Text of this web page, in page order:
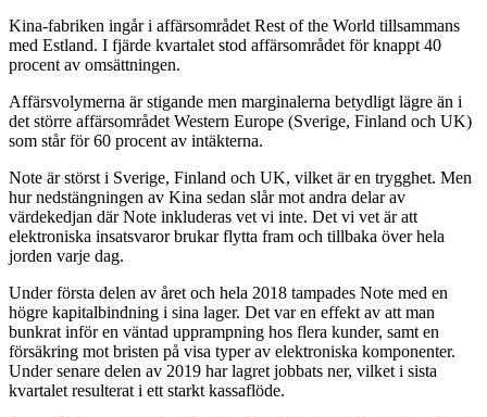
Kina-fabriken ingår i affärsområdet Rest of the World tillsammans
med Estland. I fjärde kvartalet stod affärsområdet för knappt 40
procent av omsättningen.
Affärsvolymerna är stigande men marginalerna betydligt lägre än i
det större affärsområdet Western Europe (Sverige, Finland och UK)
som står för 60 procent av intäkterna.
Note är störst i Sverige, Finland och UK, vilket är en trygghet. Men
hur nedstängningen av Kina sedan slår mot andra delar av
värdekedjan där Note inkluderas vet vi inte. Det vi vet är att
elektroniska insatsvaror brukar flytta fram och tillbaka över hela
jorden varje dag.
Under första delen av året och hela 2018 tampades Note med en
högre kapitalbindning i sina lager. Det var en effekt av att man
bunkrat inför en väntad upprampning hos flera kunder, samt en
försäkring mot bristen på visa typer av elektroniska komponenter.
Under senare delen av 2019 har lagret jobbats ner, vilket i sista
kvartalet resulterat i ett starkt kassaflöde.